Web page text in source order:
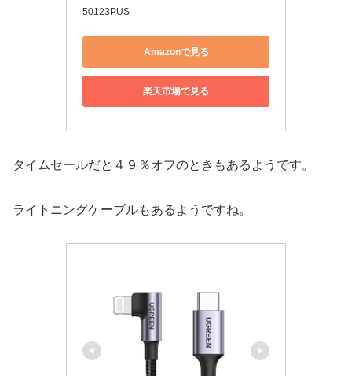
50123PUS
Amazonで見る
楽天市場で見る
タイムセールだと４９％オフのときもあるようです。
ライトニングケーブルもあるようですね。